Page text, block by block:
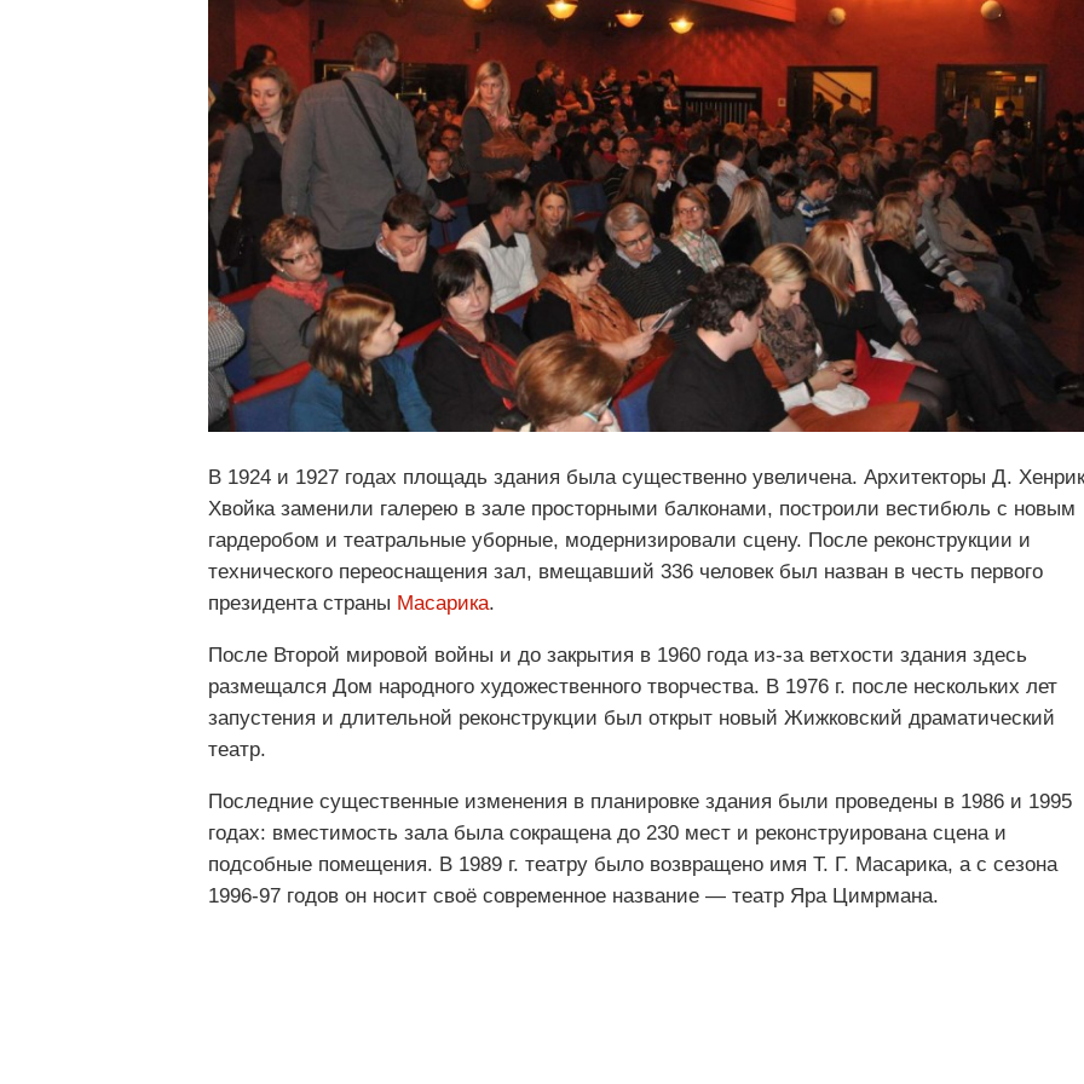
В 1924 и 1927 годах площадь здания была существенно увеличена. Архитекторы Д.
Хвойка заменили галерею в зале просторными балконами, построили вестибюль с новым
гардеробом и театральные уборные, модернизировали сцену. После реконструкции и
технического переоснащения зал, вмещавший 336 человек был назван в честь первого
президента страны Масарика.
После Второй мировой войны и до закрытия в 1960 года из-за ветхости здания здесь
размещался Дом народного художественного творчества. В 1976 г. после нескольких лет
запустения и длительной реконструкции был открыт новый Жижковский драматический
театр.
Последние существенные изменения в планировке здания были проведены в 1986 и 1995
годах: вместимость зала была сокращена до 230 мест и реконструирована сцена и
подсобные помещения. В 1989 г. театру было возвращено имя Т. Г. Масарика, а с сезона
1996-97 годов он носит своё современное название — театр Яра Цимрмана.